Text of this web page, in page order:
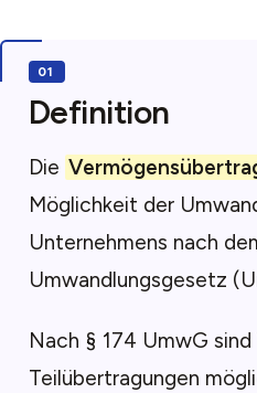
Definition
Die
Möglichkeit der
Unternehmens nach
Umwandlungsgesetz
Nach § 174 UmwG sind
Teilübertragungen